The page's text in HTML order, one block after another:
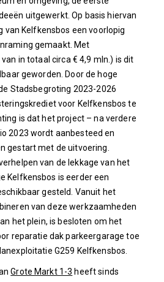
uitgewerkt. Op basis hiervan
van Kelfkensbos een voorlopig
gemaakt. Met
in totaal circa € 4,9 mln.) is dit
geworden. Door de hoge
Stadsbegroting 2023-2026
voor Kelfkensbos te
is dat het project – na verdere
2023 wordt aanbesteed en
gestart met de uitvoering.
van de lekkage van het
Kelfkensbos is eerder een
gesteld. Vanuit het
van deze werkzaamheden
het plein, is besloten om het
reparatie dak parkeergarage toe
G259 Kelfkensbos.
Grote Markt 1-3 heeft sinds